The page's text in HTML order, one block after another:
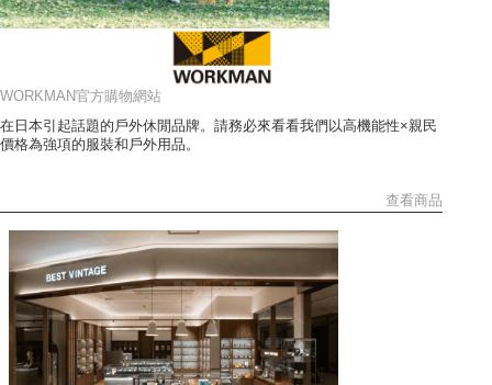
WORKMAN官方購物網站
在日本引起話題的戶外休閒品牌。請務必來看看我們以高機能性×親民
價格為強項的服裝和戶外用品。
查看商品